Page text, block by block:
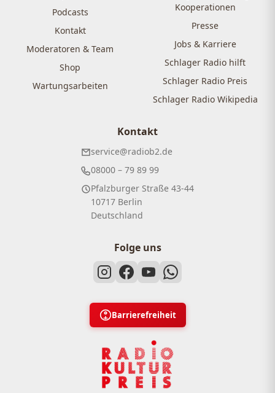
Podcasts
Kontakt
Moderatoren & Team
Shop
Wartungsarbeiten
Kooperationen
Presse
Jobs & Karriere
Schlager Radio hilft
Schlager Radio Preis
Schlager Radio Wikipedia
Kontakt
service@radiob2.de
08000 – 79 89 99
Pfalzburger Straße 43-44
10717 Berlin
Deutschland
Folge uns
Barrierefreiheit